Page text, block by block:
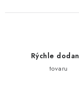
Rýchle
tovaru